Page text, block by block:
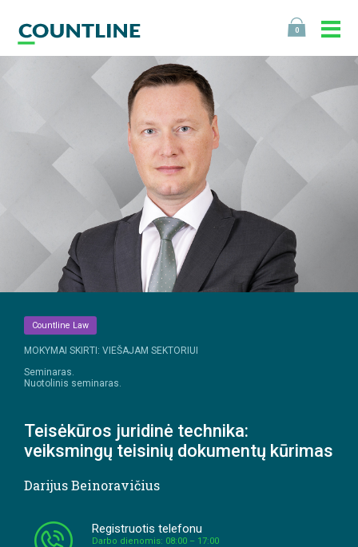
0
Countline Law
MOKYMAI SKIRTI: VIEŠAJAM SEKTORIUI
Seminaras.
Nuotolinis seminaras.
Teisėkūros juridinė technika:
veiksmingų teisinių dokumentų kūrimas
Darijus Beinoravičius
Registruotis telefonu
Darbo dienomis: 08:00 – 17:00